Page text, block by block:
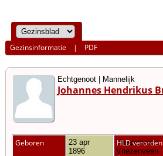
Gezinsinformatie | PDF
Echtgenoot | Mannelijk
Johannes Hendrikus
Geboren
23 apr
1896
Vriezenveen,
Vriezenveen
HLD